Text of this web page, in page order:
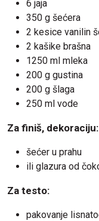
6 jaja
350 g šećera
2 kesice vanilin
2 kašike brašna
1250 ml mleka
200 g gustina
200 g šlaga
250 ml vode
Za finiš, dekoraciju:
šećer u prahu
ili glazura od
Za testo:
pakovanje